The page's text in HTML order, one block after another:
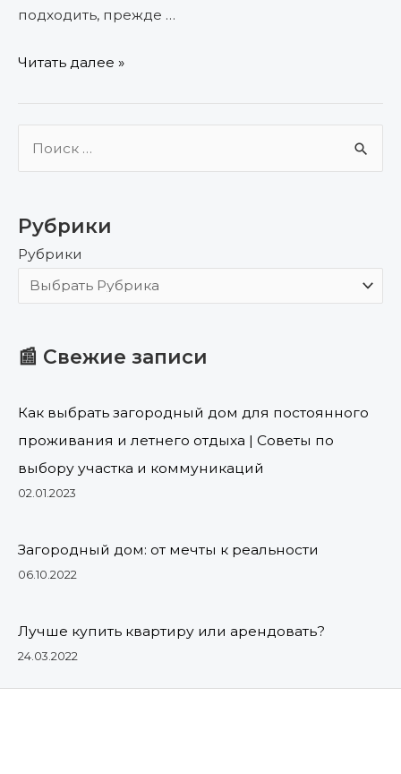
подходить, прежде …
Читать далее »
с
к
Рубрики
Рубрики
📰 Свежие записи
Как выбрать загородный дом для постоянного
проживания и летнего отдыха | Советы по
выбору участка и коммуникаций
02.01.2023
Загородный дом: от мечты к реальности
06.10.2022
Лучше купить квартиру или арендовать?
24.03.2022